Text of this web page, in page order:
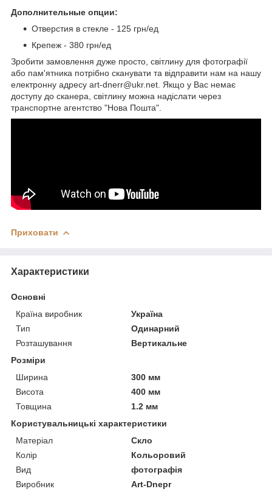
Дополнительные опции:
Отверстия в стекле - 125 грн/ед
Крепеж - 380 грн/ед
Зробити замовлення дуже просто, світлину для фотографії
або пам'ятника потрібно сканувати та відправити нам на нашу
електронну адресу art-dnerr@ukr.net. Якщо у Вас немає
доступу до сканера, світлину можна надіслати через
транспортне агентство "Нова Пошта".
Приховати
Характеристики
Основні
Країна виробник
Україна
Тип
Одинарний
Розташування
Вертикальне
Розміри
Ширина
300 мм
Висота
400 мм
Товщина
1.2 мм
Користувальницькі характеристики
Матеріал
Скло
Колір
Кольоровий
Вид
фотографія
Виробник
Art-Dnepr